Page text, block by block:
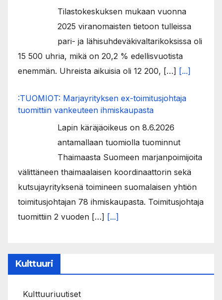
Tilastokeskuksen mukaan vuonna
2025 viranomaisten tietoon tulleissa
pari- ja lähisuhdeväkivaltarikoksissa oli
15 500 uhria, mikä on 20,2 % edellisvuotista
enemmän. Uhreista aikuisia oli 12 200, […] [...]
:TUOMIOT: Marjayrityksen ex-toimitusjohtaja
tuomittiin vankeuteen ihmiskaupasta
Lapin käräjäoikeus on 8.6.2026
antamallaan tuomiolla tuominnut
Thaimaasta Suomeen marjanpoimijoita
välittäneen thaimaalaisen koordinaattorin sekä
kutsujayrityksenä toimineen suomalaisen yhtiön
toimitusjohtajan 78 ihmiskaupasta. Toimitusjohtaja
tuomittiin 2 vuoden […] [...]
Kulttuuri
Kulttuuriuutiset